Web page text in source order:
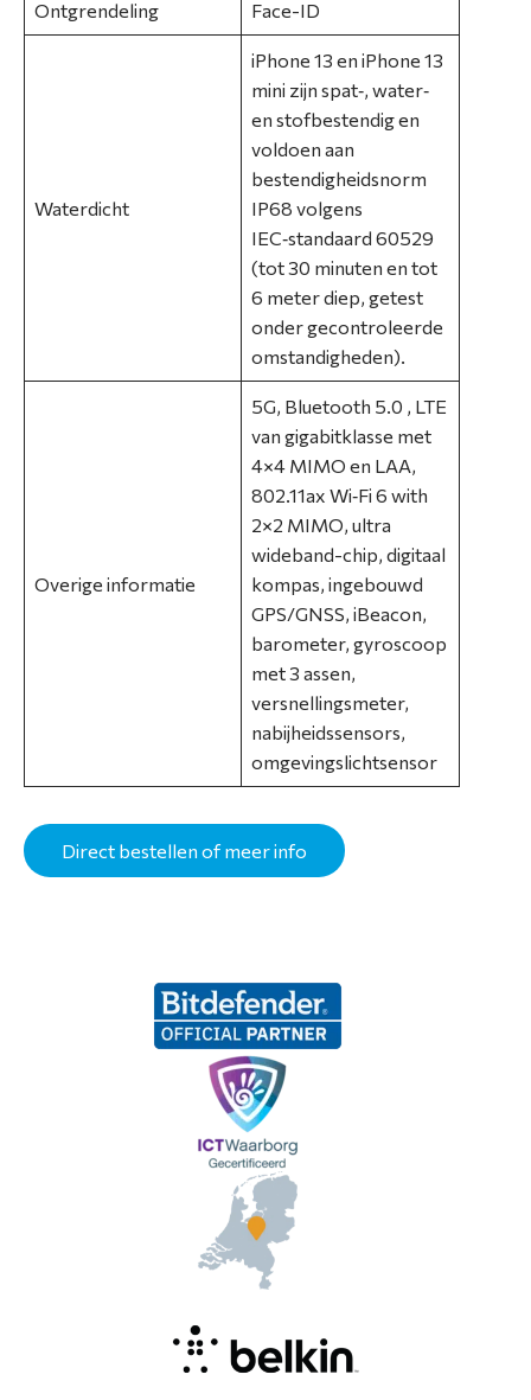
Ontgrendeling Face-ID
Waterdicht
iPhone 13 en iPhone 13
mini zijn spat‑, water‑
en stof­bestendig en
voldoen aan
bestendigheids­norm
IP68 volgens
IEC‑standaard 60529
(tot 30 minuten en tot
6 meter diep, getest
onder gecontroleerde
omstandigheden).
Overige informatie
5G, Bluetooth 5.0 , LTE
van gigabitklasse met
4×4 MIMO en LAA,
802.11ax Wi‑Fi 6 with
2×2 MIMO, ultra
wideband-chip, digitaal
kompas, ingebouwd
GPS/GNSS, iBeacon,
barometer, gyroscoop
met 3 assen,
versnellingsmeter,
nabijheidssensors,
omgevingslichtsensor
Direct bestellen of meer info